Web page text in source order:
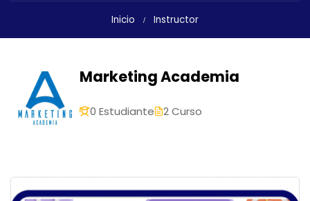
Inicio Instructor
Marketing Academia
0 Estudiante 2 Curso